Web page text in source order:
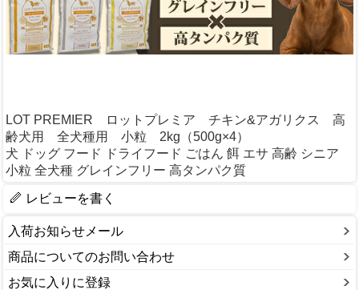
LOT PREMIER ロットプレミア チキン&アガリクス 高
齢犬用 全犬種用 小粒 2kg（500g×4）
犬 ドッグ フード ドライフード ごはん 餌 エサ 高齢 シニア
小粒 全犬種 グレインフリー 高タンパク質
レビューを書く
入荷お知らせメール
商品についてのお問い合わせ
お気に入りに登録